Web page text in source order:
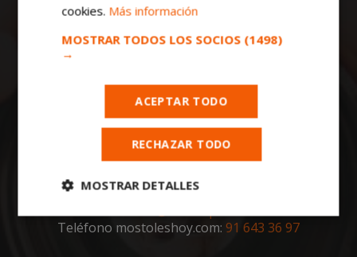
Todas las noticias de Móstoles en
mostoleshoy.com. Mantente informado de
toda la actualidad, noticias, eventos, ocio y
deportes de tu ciudad. ¡Síguenos!
Notas de prensa a:
Teléfono mostoleshoy.com: 91 643 36 97
cookies. Más información
MOSTRAR TODOS LOS SOCIOS (1498)
→
ACEPTAR TODO
RECHAZAR TODO
MOSTRAR DETALLES
Cookies
estrictamente
Cookies de
rendimiento